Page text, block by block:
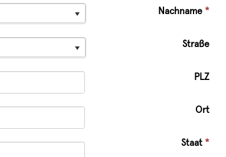
Nachname *
Straße
PLZ
Ort
Staat *